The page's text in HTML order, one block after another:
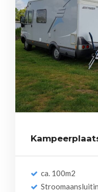
ca. 100m2